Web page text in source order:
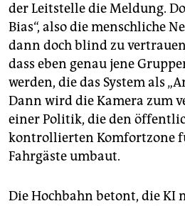
der Leitstelle die Meldung.
Bias“, also die menschliche
dann doch blind zu
dass eben genau jene
werden, die das System als
Dann wird die Kamera zum
einer Politik, die den
kontrollierten Komfortzone
Fahrgäste umbaut.
Die Hochbahn betont, die KI